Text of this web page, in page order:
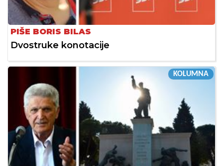
PIŠE BORIS BILAS
Dvostruke konotacije
KOLUMNA